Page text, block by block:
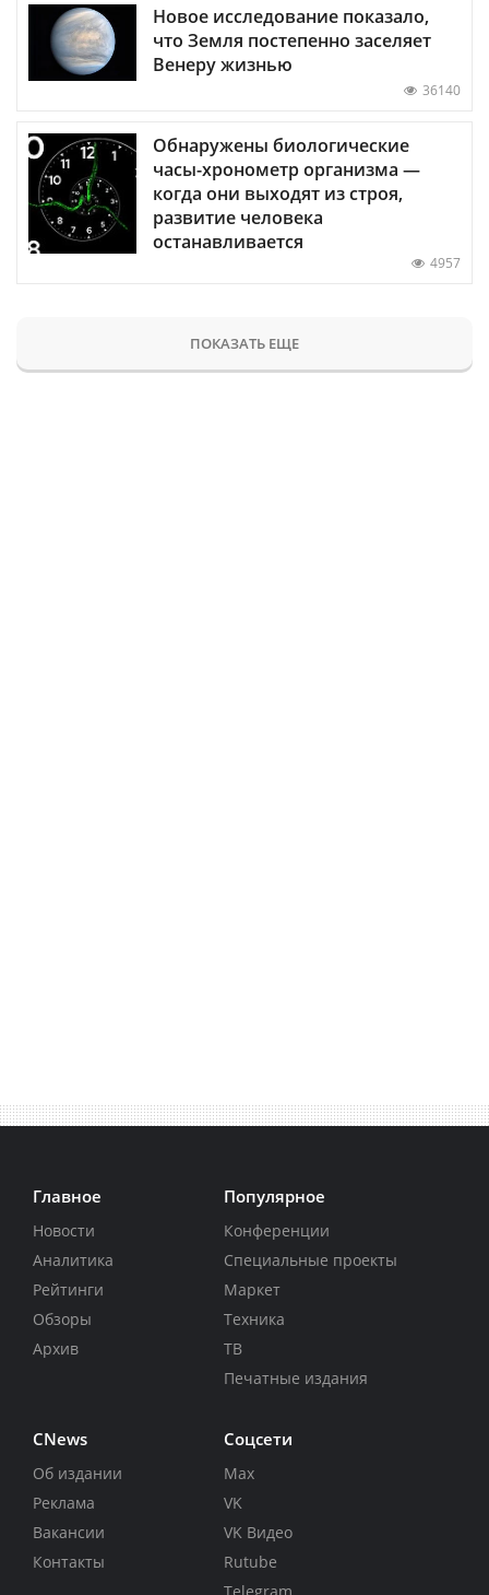
Новое исследование показало,
что Земля постепенно заселяет
Венеру жизнью
36140
Обнаружены биологические
часы-хронометр организма —
когда они выходят из строя,
развитие человека
останавливается
4957
ПОКАЗАТЬ ЕЩЕ
Главное
Новости
Аналитика
Рейтинги
Обзоры
Архив
Популярное
Конференции
Специальные проекты
Маркет
Техника
ТВ
Печатные издания
CNews
Об издании
Реклама
Вакансии
Контакты
Соцсети
Max
VK
VK Видео
Rutube